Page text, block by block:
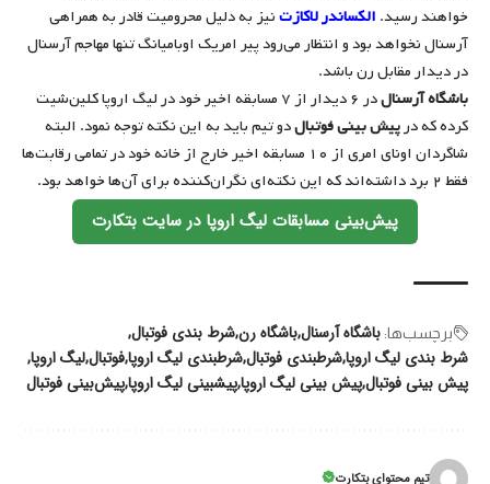
خواهند رسید. الکساندر لاکازتنیز به دلیل محرومیت قادر به همراهی
آرسنال نخواهد بود و انتظار می‌رود پیر امریک اوبامیانگ تنها مهاجم آرسنال
در دیدار مقابل رن باشد.
باشگاه آرسنال
در ۶ دیدار از ۷ مسابقه اخیر خود در لیگ اروپا کلین‌شیت
کرده که درپیش بینی فوتبالدو تیم باید به این نکته توجه نمود. البته
شاگردان اونای امری از ۱۰ مسابقه اخیر خارج از خانه خود در تمامی رقابت‌ها
فقط ۲ برد داشته‌اند که این نکته‌ای نگران‌کننده برای آن‌ها خواهد بود.
پیش‌بینی مسابقات لیگ اروپا در سایت بتکارت
برچسب‌‌ها: باشگاه آرسنالباشگاه رنشرط بندی فوتبال
شرط بندی لیگ اروپا‌شرطبندی فوتبالشرطبندی لیگ اروپا‌فوتباللیگ اروپا
پیش بینی فوتبالپیش بینی لیگ اروپا‌پیشبینی لیگ اروپا‌پیش‌بینی فوتبال
تیم محتوای بتکارت